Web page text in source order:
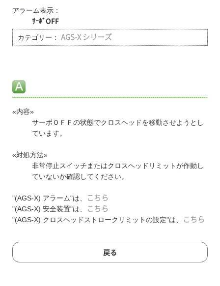
アラーム表示：
ｻｰﾎﾞOFF
カテゴリー： AGS-X シリーズ
«内容»
サーボＯＦＦの状態でクロスヘッドを移動させようとし
ています。
«対処方法»
非常停止スイッチまたはクロスヘッドリミットが作動し
ていないか確認してください。
"(AGS-X) アラーム"は、 こちら
"(AGS-X) 安全装置"は、 こちら
"(AGS-X) クロスヘッドストロークリミットの設定"は、 こちら
戻る